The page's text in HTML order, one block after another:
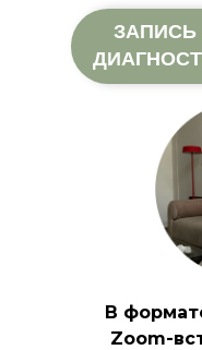
В
Zoom-